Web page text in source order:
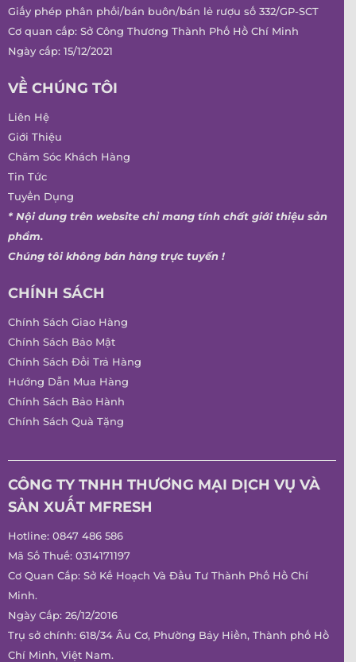
Giấy phép phân phối/bán buôn/bán lẻ rượu số 332/GP-SCT
Cơ quan cấp: Sở Công Thương Thành Phố Hồ Chí Minh
Ngày cấp: 15/12/2021
VỀ CHÚNG TÔI
Liên Hệ
Giới Thiệu
Chăm Sóc Khách Hàng
Tin Tức
Tuyển Dụng
* Nội dung trên website chỉ mang tính chất giới thiệu sản
phẩm.
Chúng tôi không bán hàng trực tuyến !
CHÍNH SÁCH
Chính Sách Giao Hàng
Chính Sách Bảo Mật
Chính Sách Đổi Trả Hàng
Hướng Dẫn Mua Hàng
Chính Sách Bảo Hành
Chính Sách Quà Tặng
CÔNG TY TNHH THƯƠNG MẠI DỊCH VỤ VÀ
SẢN XUẤT MFRESH
Hotline: 0847 486 586
Mã Số Thuế: 0314171197
Cơ Quan Cấp: Sở Kế Hoạch Và Đầu Tư Thành Phố Hồ Chí
Minh.
Ngày Cấp: 26/12/2016
Trụ sở chính: 618/34 Âu Cơ, Phường Bảy Hiền, Thành phố Hồ
Chí Minh, Việt Nam.